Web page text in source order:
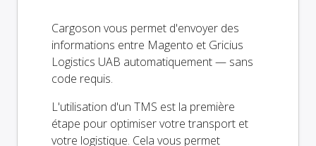
Cargoson vous permet d'envoyer des
informations entre Magento et Gricius
Logistics UAB automatiquement — sans
code requis.
L'utilisation d'un TMS est la première
étape pour optimiser votre transport et
votre logistique. Cela vous permet